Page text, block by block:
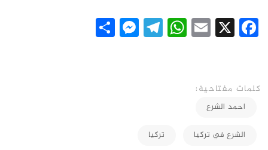
Facebook
X
Email
WhatsApp
Telegram
Messenger
كلمات مفتاحية:
احمد الشرع
الشرع في تركيا تركيا